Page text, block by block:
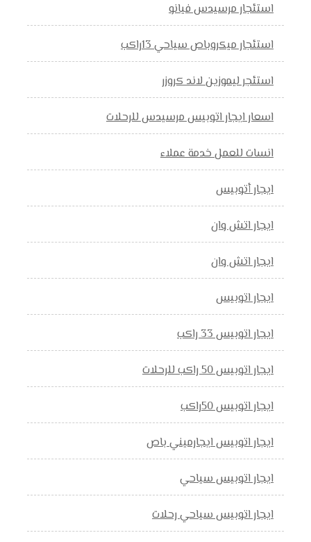
استئجار مرسيدس فيانو
استئجار ميكروباص سياحي 13راكب
استئجر ليموزين لاند كروزر
اسعار ايجار اتوبيس مرسيدس للرحلات
انسات للعمل خدمة عملاء
ايجار أتوبيس
ايجار اتش وان
ايجار اتش وان
ايجار اتوبيس
ايجار اتوبيس 33 راكب
ايجار اتوبيس 50 راكب للرحلات
ايجار اتوبيس 50راكب
ايجار اتوبيس ايجارميني باص
ايجار اتوبيس سياحي
ايجار اتوبيس سياحي رحلات